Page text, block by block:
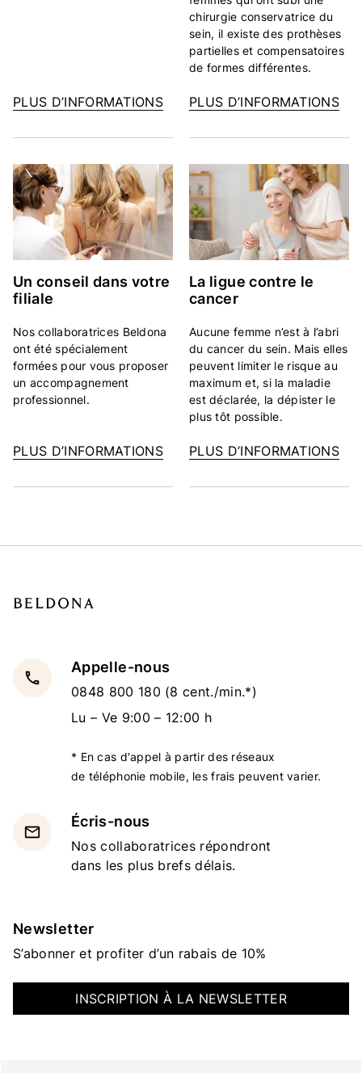
PLUS D’INFORMATIONS
chirurgie conservatrice du
sein, il existe des prothèses
partielles et compensatoires
de formes différentes.
PLUS D’INFORMATIONS
Un conseil dans votre
filiale
Nos collaboratrices Beldona
ont été spécialement
formées pour vous proposer
un accompagnement
professionnel.
PLUS D’INFORMATIONS
La ligue contre le
cancer
Aucune femme n’est à l’abri
du cancer du sein. Mais elles
peuvent limiter le risque au
maximum et, si la maladie
est déclarée, la dépister le
plus tôt possible.
PLUS D’INFORMATIONS
local_phone
Appelle-nous
0848 800 180 (8 cent./min.*)
Lu – Ve 9:00 – 12:00 h
* En cas d'appel à partir des réseaux
de téléphonie mobile, les frais peuvent varier.
email
Écris-nous
Nos collaboratrices répondront
dans les plus brefs délais.
Newsletter
S’abonner et profiter d’un rabais de 10%
INSCRIPTION À LA NEWSLETTER